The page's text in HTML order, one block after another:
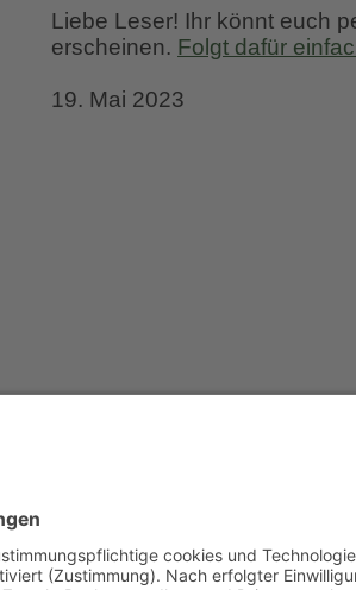
Liebe Leser! Ihr könnt euch
erscheinen. Folgt dafür
19. Mai 2023